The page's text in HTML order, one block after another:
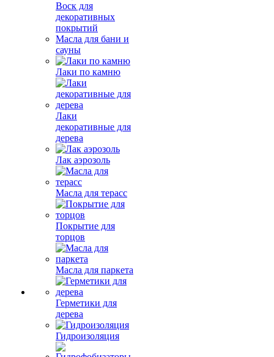
Воск для
декоративных
покрытий
Масла для бани и
сауны
Лаки по камню
Лаки
декоративные для
дерева
Лак аэрозоль
Масла для терасс
Покрытие для
торцов
Масла для паркета
Герметики для
дерева
Гидроизоляция